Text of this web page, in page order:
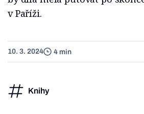
v Paříži.
10. 3. 2024 4 min
Knihy